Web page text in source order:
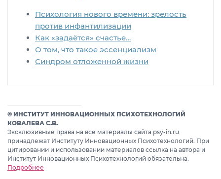
Психология нового времени: зрелость
против инфантилизации
Как «задаётся» счастье…
О том, что такое эссенциализм
Синдром отложенной жизни
© ИНСТИТУТ ИННОВАЦИОННЫХ ПСИХОТЕХНОЛОГИЙ
КОВАЛЕВА С.В.
Эксклюзивные права на все материалы сайта psy-in.ru
принадлежат Институту Инновационных Психотехнологий. При
цитировании и использовании материалов ссылка на автора и
Институт Инновационных Психотехнологий обязательна.
Подробнее